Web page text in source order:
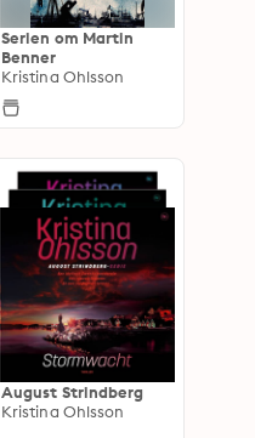
Serien om Martin
Benner
Kristina Ohlsson
August Strindberg
Kristina Ohlsson